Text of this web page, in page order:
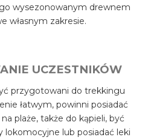
wysezonowanym drewnem
własnym zakresie.
UCZESTNIKÓW
przygotowani do trekkingu
łatwym, powinni posiadać
plaże, także do kąpieli, być
lokomocyjne lub posiadać leki